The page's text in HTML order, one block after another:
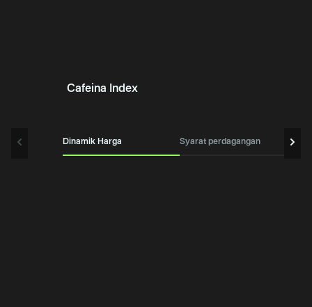
Cafeina Index
Dinamik Harga Syarat perdagangan